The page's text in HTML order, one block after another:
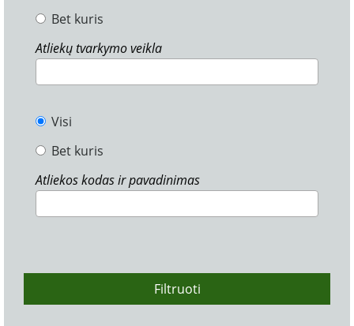
Bet kuris
Atliekų tvarkymo veikla
Visi
Bet kuris
Atliekos kodas ir pavadinimas
Filtruoti